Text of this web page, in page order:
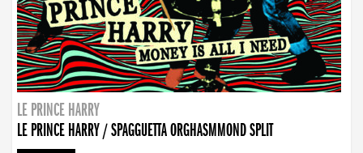
LE PRINCE HARRY
LE PRINCE HARRY / SPAGGUETTA ORGHASMMOND SPLIT